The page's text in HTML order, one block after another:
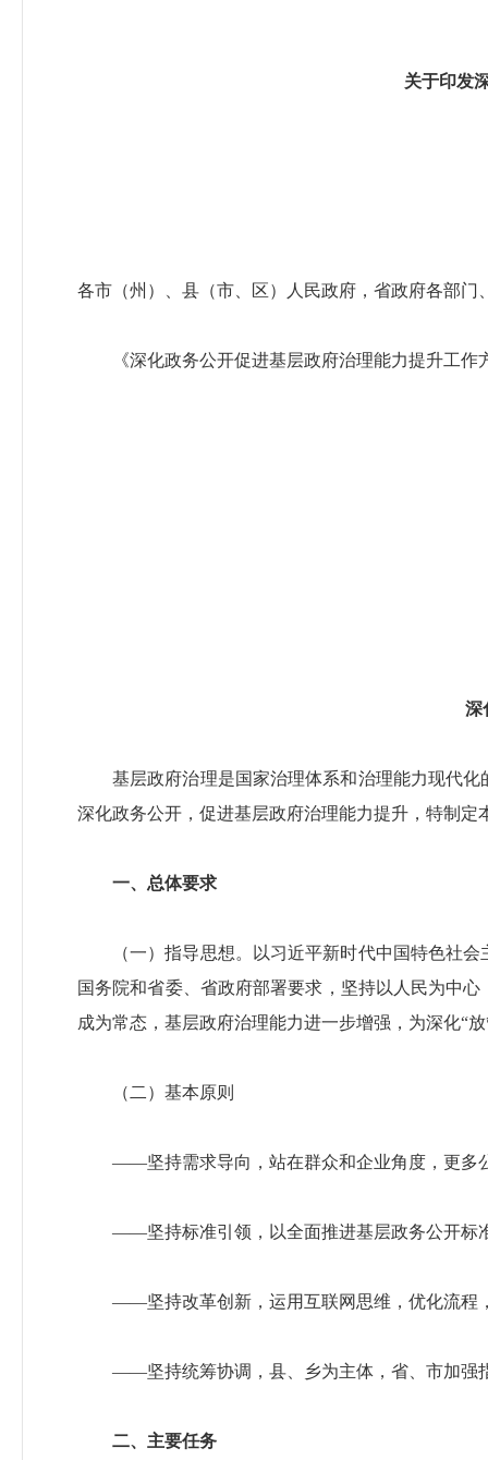
关于印发
各市（州）、县（市、区）人民政府，省政府各部门
《深化政务公开促进基层政府治理能力提升工
深
基层政府治理是国家治理体系和治理能力现代
深化政务公开，促进基层政府治理能力提升，特制定
一、总体要求
（一）指导思想。以习近平新时代中国特色社
国务院和省委、省政府部署要求，坚持以人民为中
成为常态，基层政府治理能力进一步增强，为深化“
（二）基本原则
——坚持需求导向，站在群众和企业角度，更多
——坚持标准引领，以全面推进基层政务公开标
——坚持改革创新，运用互联网思维，优化流程
——坚持统筹协调，县、乡为主体，省、市加强
二、主要任务